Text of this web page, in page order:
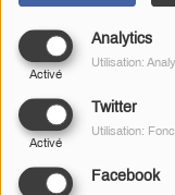
Analytics
Activé
Utilisation:
Twitter
Activé
Utilisation:
Facebook